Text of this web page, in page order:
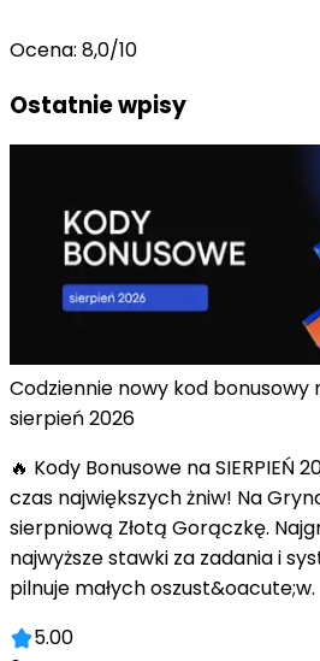
Ocena: 8,0/10
Ostatnie wpisy
Codziennie nowy kod bonusowy
sierpień 2026
🔥 Kody Bonusowe na SIERPIEŃ
czas największych żniw! Na
sierpniową Złotą Gorączkę.
najwyższe stawki za zadania i
pilnuje małych oszust&oacute;w.
5.00